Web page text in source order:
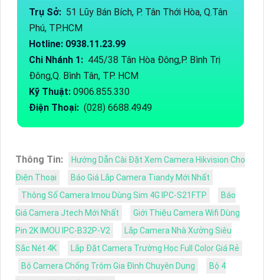
Trụ Sở: 51 Lũy Bán Bích, P. Tân Thới Hòa, Q.Tân
Phú, TP.HCM
Hotline: 0938.11.23.99
Chi Nhánh 1: 445/38 Tân Hòa Đông,P. Bình Trị
Đông,Q. Bình Tân, TP. HCM
Kỹ Thuật: 0906.855.330
Điện Thoại: (028) 6688.4949
Thông Tin:
Hướng Dẫn Cài Đặt Xem Camera Hikvision Cho
Điện Thoại
Báo Giá Lắp Camera Tiandy Mới Nhất
Thông Số Camera Imou Dùng Sim 4G IPC-S21FTP
Báo
Giá Camera Jtech Mới Nhất
Giới Thiệu Camera Wifi Dùng
Pin 2K IMOU IPC-B32P-V2
Lắp Camera Nhà Xưởng Siêu
Sắc Nét 4K
Lắp Đặt Camera Trường Học Full Color Giá Rẻ
Bộ Camera Chống Trộm Gia Đình Chuyên Dụng
Bộ 4